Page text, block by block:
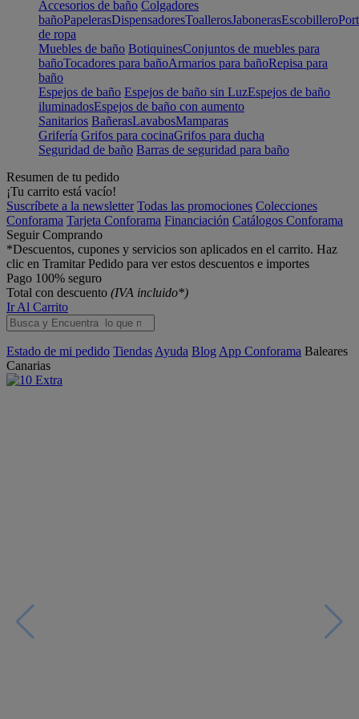
Accesorios de baño Colgadores
bañoPapelerasDispensadoresToallerosJabonerasEscobillero
de ropa
Muebles de baño BotiquinesConjuntos de muebles para
bañoTocadores para bañoArmarios para bañoRepisa para
baño
Espejos de baño Espejos de baño sin LuzEspejos de baño
iluminadosEspejos de baño con aumento
Sanitarios BañerasLavabosMamparas
Grifería Grifos para cocinaGrifos para ducha
Seguridad de baño Barras de seguridad para baño
Resumen de tu pedido
¡Tu carrito está vacío!
Suscríbete a la newsletter Todas las promociones Colecciones
Conforama Tarjeta Conforama Financiación Catálogos Conforama
Seguir Comprando
*Descuentos, cupones y servicios son aplicados en el carrito. Haz
clic en Tramitar Pedido para ver estos descuentos e importes
Pago 100% seguro
Total con descuento (IVA incluido*)
Ir Al Carrito
Estado de mi pedido Tiendas Ayuda Blog App Conforama Baleares
Canarias